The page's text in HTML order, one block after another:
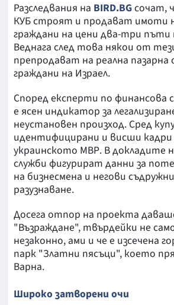
Разследвания на BIRD.BGсочат,
КУБ строят и продават имоти
граждани на цени два-три пъти
Веднага след това някои от
препродават на реална
граждани на Израел.
Според експерти по финансова
е ясен индикатор за
неустановен произход. Сред
идентифицирани и висши
украинското МВР. В докладите
служби фигурират данни за
на бизнесмена и негови
разузнаване.
Досега отпор на проекта
"Възраждане", твърдейки не
незаконно, ами и че е изсечена
парк "Златни пясъци", което
Варна.
Широко затворени очи